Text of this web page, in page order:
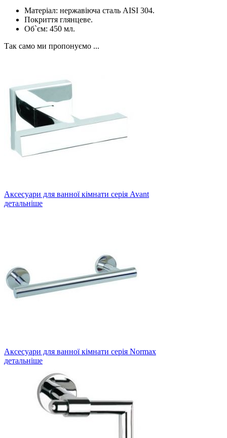
Матеріал: нержавіюча сталь AISI 304.
Покриття глянцеве.
Об`єм: 450 мл.
Так само ми пропонуємо ...
Аксесуари для ванної кімнати серія Avant
детальніше
Аксесуари для ванної кімнати серія Normax
детальніше